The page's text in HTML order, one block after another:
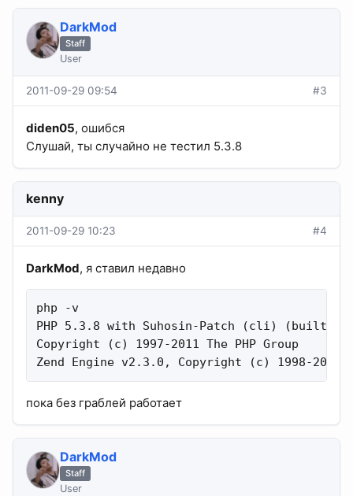
DarkMod
Staff
User
2011-09-29 09:54 #3
diden05, ошибся
Слушай, ты случайно не тестил 5.3.8
kenny
2011-09-29 10:23 #4
DarkMod, я ставил недавно
php -v
PHP 5.3.8 with Suhosin-Patch (cli) (built:
Copyright (c) 1997-2011 The PHP Group
Zend Engine v2.3.0, Copyright (c) 1998-2011
пока без граблей работает
DarkMod
Staff
User